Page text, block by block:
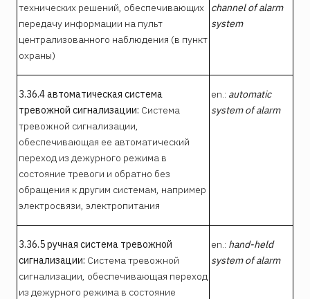
технических решений, обеспечивающих
передачу информации на пульт
централизованного наблюдения (в пункт
охраны)
channel of alarm
system
3.36.4 автоматическая система
тревожной сигнализации: Система
тревожной сигнализации,
обеспечивающая ее автоматический
переход из дежурного режима в
состояние тревоги и обратно без
обращения к другим системам, например
электросвязи, электропитания
en.: automatic
system of alarm
3.36.5 ручная система тревожной
сигнализации: Система тревожной
сигнализации, обеспечивающая переход
из дежурного режима в состояние
en.: hand-held
system of alarm